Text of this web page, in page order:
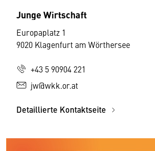
Junge Wirtschaft
Europaplatz 1
9020 Klagenfurt am Wörthersee
+43 5 90904 221
jw@wkk.or.at
Detaillierte Kontaktseite